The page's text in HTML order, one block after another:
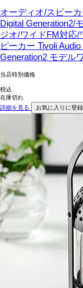
オーディオ/スピー
Digital Generation2/
ジオ/ワイドFM対応
ピーカー Tivoli
Generation2 モデル
当店特別価格
税込
在庫切れ
詳細を見る
お気に入りに登